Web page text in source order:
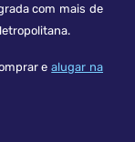
com mais de
ealugar na